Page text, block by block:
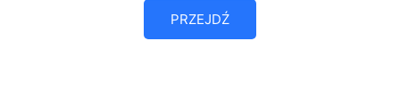
PRZEJDŹ